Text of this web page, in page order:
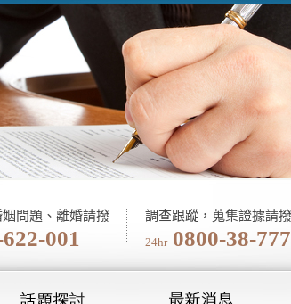
問題、離婚請撥
001
調查跟蹤，蒐集證據請撥
24hr 0800-38-